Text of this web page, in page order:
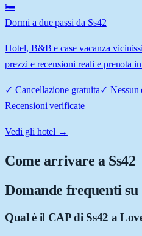
🛏️
Dormi a due passi da Ss42
Hotel, B&B e case vacanza
prezzi e recensioni reali e prenota
✓ Cancellazione gratuita✓ Nessun
Recensioni verificate
Vedi gli hotel →
Come arrivare a Ss42
Domande frequenti su
Qual è il CAP di Ss42 a